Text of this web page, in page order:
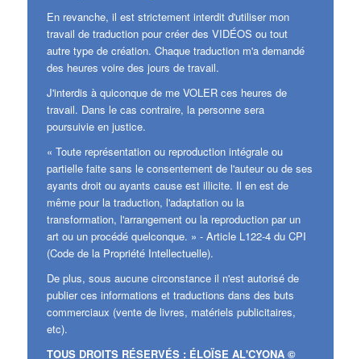
En revanche, il est strictement interdit d'utiliser mon
travail de traduction pour créer des VIDÉOS ou tout
autre type de création. Chaque traduction m'a demandé
des heures voire des jours de travail.
J'interdis à quiconque de me VOLER ces heures de
travail. Dans le cas contraire, la personne sera
poursuivie en justice.
« Toute représentation ou reproduction intégrale ou
partielle faite sans le consentement de l'auteur ou de ses
ayants droit ou ayants cause est illicite. Il en est de
même pour la traduction, l'adaptation ou la
transformation, l'arrangement ou la reproduction par un
art ou un procédé quelconque. » - Article L122-4 du CPI
(Code de la Propriété Intellectuelle).
De plus, sous aucune circonstance il n'est autorisé de
publier ces informations et traductions dans des buts
commerciaux (vente de livres, matériels publicitaires,
etc).
TOUS DROITS RÉSERVÉS : ÉLOÏSE AL'CYONA ©